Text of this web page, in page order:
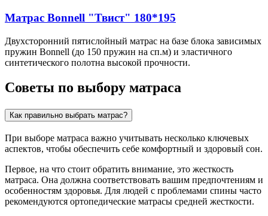
Матрас Bonnell "Твист" 180*195
Двухсторонний пятислойный матрас на базе блока зависимых
пружин Bonnell (до 150 пружин на сп.м) и эластичного
синтетического полотна высокой прочности.
Советы по выбору матраса
Как правильно выбрать матрас?
При выборе матраса важно учитывать несколько ключевых
аспектов, чтобы обеспечить себе комфортный и здоровый сон.
Первое, на что стоит обратить внимание, это жесткость
матраса. Она должна соответствовать вашим предпочтениям и
особенностям здоровья. Для людей с проблемами спины часто
рекомендуются ортопедические матрасы средней жесткости.